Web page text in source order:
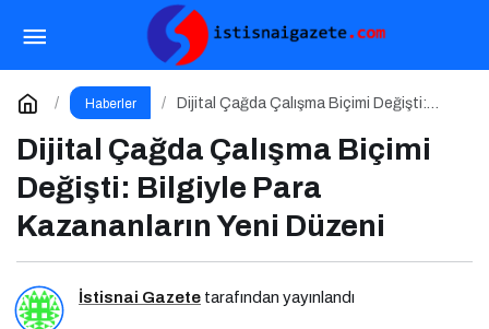
Haberler
Dijital Çağda Çalışma Biçimi Değişti:
Dijital Çağda Çalışma Biçimi
Değişti: Bilgiyle Para
Kazananların Yeni Düzeni
İstisnai Gazete tarafından yayınlandı
İspanya’ya ‘Bizim Çocuklar’ Şoku: Dünya
Kupası Işığı Yeniden Yandı!
Yorum Yap